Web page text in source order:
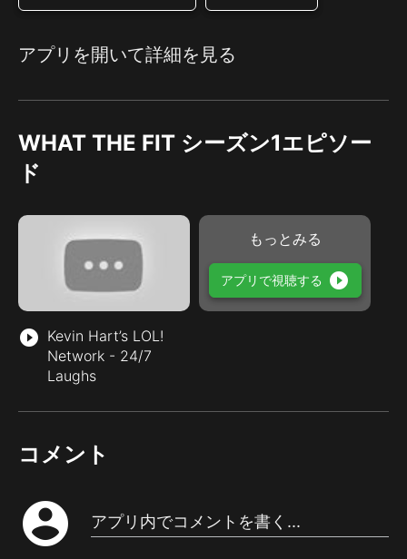
アプリを開いて詳細を見る
WHAT THE FIT シーズン1エピソー
ド
play_circle_filled Kevin Hart’s LOL!
Network - 24/7
Laughs
もっとみる
アプリで視聴する play_circle_filled
コメント
account_circle アプリ内でコメントを書く...